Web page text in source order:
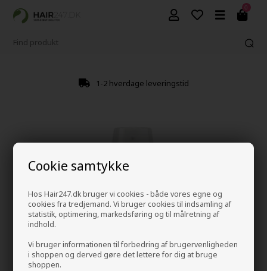
Cookie samtykke
Hos Hair247.dk bruger vi cookies - både vores egne og
cookies fra tredjemand. Vi bruger cookies til indsamling af
statistik, optimering, markedsføring og til målretning af
indhold.
Vi bruger informationen til forbedring af brugervenligheden
i shoppen og derved gøre det lettere for dig at bruge
shoppen.
0
1-2 hverdage leveringstid